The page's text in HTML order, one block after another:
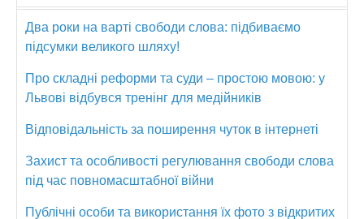
Два роки на варті свободи слова: підбиваємо
підсумки великого шляху!
Про складні реформи та суди – простою мовою: у
Львові відбувся тренінг для медійників
Відповідальність за поширення чуток в інтернеті
Захист та особливості регулювання свободи слова
під час повномасштабної війни
Публічні особи та використання їх фото з відкритих